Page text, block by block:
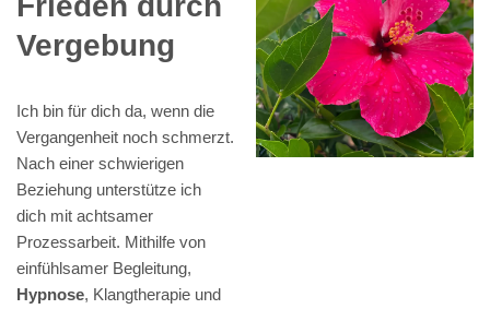
Vergebung
Ich bin für dich da, wenn die
Vergangenheit noch schmerzt.
Nach einer schwierigen
Beziehung unterstütze ich
dich mit achtsamer
Prozessarbeit. Mithilfe von
einfühlsamer Begleitung,
Hypnose, Klangtherapie und